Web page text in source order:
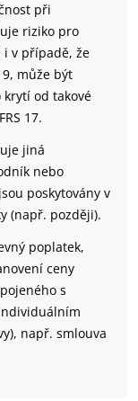
při
riziko pro
i v případě, že
může být
od takové
17.
jiná
nebo
poskytovány v
(např. později).
poplatek,
ceny
s
např. smlouva